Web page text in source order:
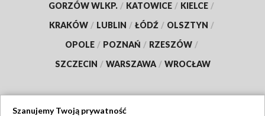
GORZÓW WLKP. / KATOWICE / KIELCE /
KRAKÓW / LUBLIN / ŁÓDŹ / OLSZTYN /
OPOLE / POZNAŃ / RZESZÓW /
SZCZECIN / WARSZAWA / WROCŁAW
Szanujemy Twoją prywatność